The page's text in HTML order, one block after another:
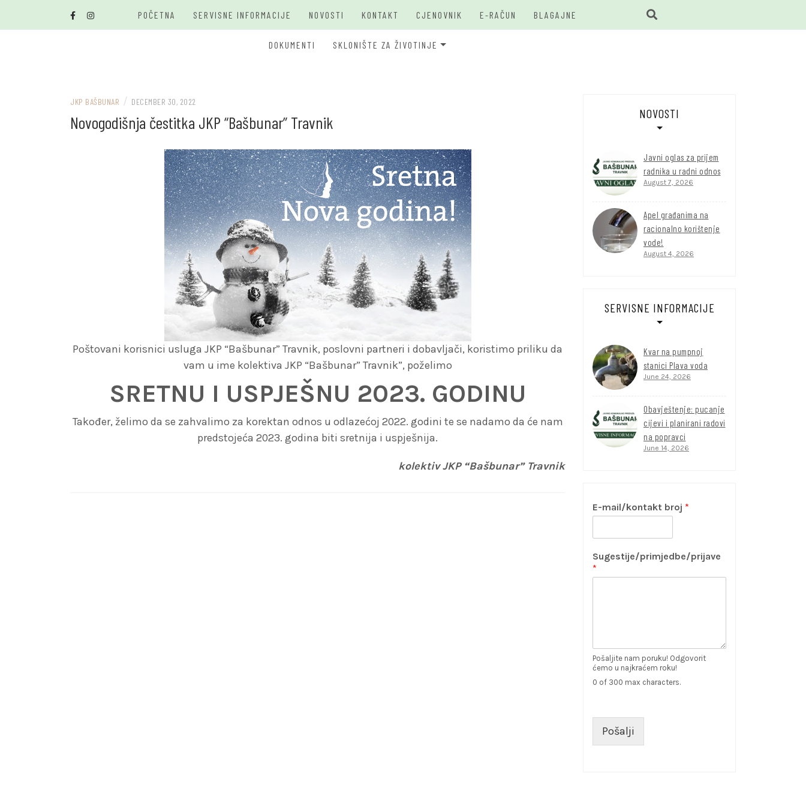
POČETNA SERVISNE INFORMACIJE NOVOSTI KONTAKT CJENOVNIK E-RAČUN BLAGAJNE
DOKUMENTI SKLONIŠTE ZA ŽIVOTINJE
JKP BAŠBUNAR / DECEMBER 30, 2022
Novogodišnja čestitka JKP “Bašbunar” Travnik
Poštovani korisnici usluga JKP “Bašbunar” Travnik, poslovni partneri i dobavljači, koristimo priliku da
vam u ime kolektiva JKP “Bašbunar” Travnik”, poželimo
SRETNU I USPJEŠNU 2023. GODINU
Također, želimo da se zahvalimo za korektan odnos u odlazećoj 2022. godini te se nadamo da će nam
predstojeća 2023. godina biti sretnija i uspješnija.
kolektiv JKP “Bašbunar” Travnik
NOVOSTI
Javni oglas za prijem
radnika u radni odnos
August 7, 2026
Apel građanima na
racionalno korištenje
vode!
August 4, 2026
SERVISNE INFORMACIJE
Kvar na pumpnoj
stanici Plava voda
June 24, 2026
Obavještenje: pucanje
cijevi i planirani radovi
na popravci
June 14, 2026
E-mail/kontakt broj *
Sugestije/primjedbe/prijave
*
Pošaljite nam poruku! Odgovorit
ćemo u najkraćem roku!
0 of 300 max characters.
Pošalji